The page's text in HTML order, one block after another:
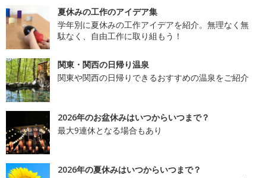
夏休みの工作のアイデア集
学年別に夏休みの工作アイデアを紹介。無理なく無
駄なく、自由工作に取り組もう！
関東・関西の日帰り温泉
関東や関西の日帰りできるおすすめの温泉をご紹介
2026年のお盆休みはいつからいつまで？
最大9連休となる場合もあり
2026年の夏休みはいつからいつまで？